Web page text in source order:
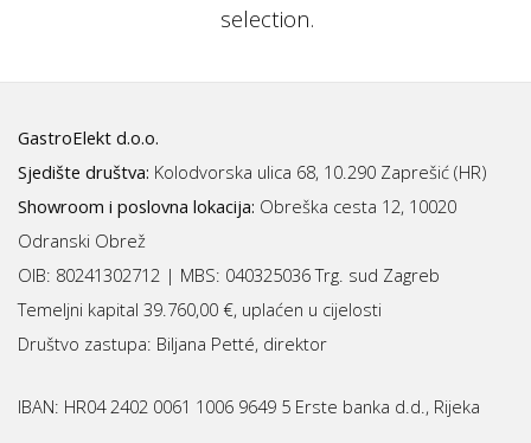
selection.
GastroElekt d.o.o.
Sjedište društva: Kolodvorska ulica 68, 10.290 Zaprešić (HR)
Showroom i poslovna lokacija: Obreška cesta 12, 10020
Odranski Obrež
OIB: 80241302712 | MBS: 040325036 Trg. sud Zagreb
Temeljni kapital 39.760,00 €, uplaćen u cijelosti
Društvo zastupa: Biljana Petté, direktor
IBAN: HR04 2402 0061 1006 9649 5 Erste banka d.d., Rijeka